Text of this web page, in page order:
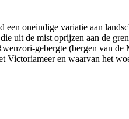
oneindige variatie aan
uit de mist oprijzen aan de
gebergte (bergen van de
Victoriameer en waarvan het